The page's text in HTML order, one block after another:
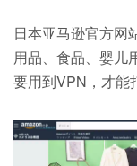
日本亚马逊官方网
用品、食品、婴儿
要用到VPN，才能